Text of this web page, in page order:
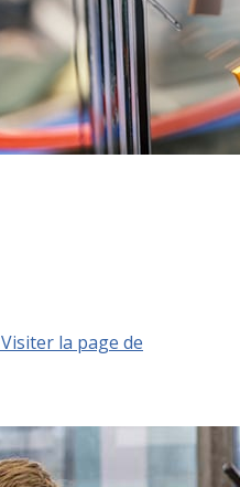
Visiter la page de